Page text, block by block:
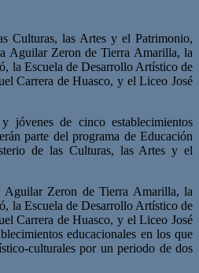
Culturas, las Artes y el Patrimonio,
Aguilar Zeron de Tierra Amarilla, la
la Escuela de Desarrollo Artístico de
Carrera de Huasco, y el Liceo José
jóvenes de cinco establecimientos
parte del programa de Educación
de las Culturas, las Artes y el
Aguilar Zeron de Tierra Amarilla, la
la Escuela de Desarrollo Artístico de
Carrera de Huasco, y el Liceo José
educacionales en los que
culturales por un periodo de dos